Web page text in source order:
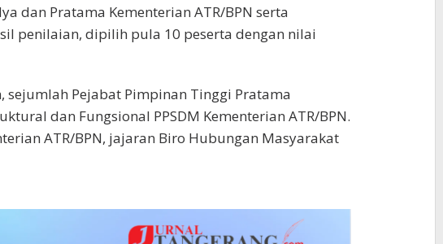
dan Pratama Kementerian ATR/BPN serta
penilaian, dipilih pula 10 peserta dengan nilai
Pejabat Pimpinan Tinggi Pratama
dan Fungsional PPSDM Kementerian ATR/BPN.
ATR/BPN, jajaran Biro Hubungan Masyarakat